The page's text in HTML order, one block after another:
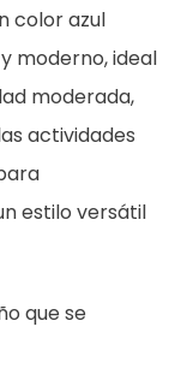
color azul
moderno, ideal
moderada,
actividades
estilo versátil
que se